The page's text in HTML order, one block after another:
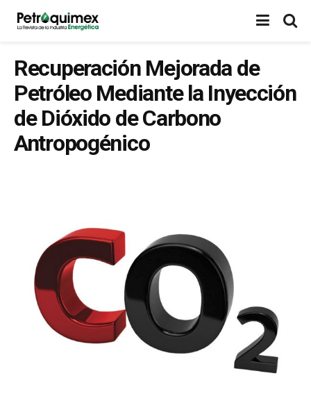
Recuperación Mejorada de
Petróleo Mediante la Inyección
de Dióxido de Carbono
Antropogénico